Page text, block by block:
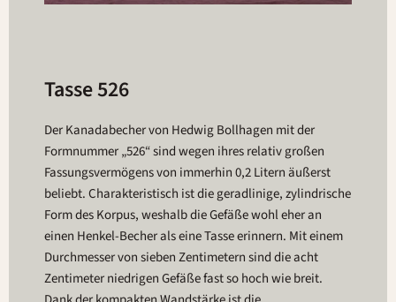
Tasse 526
Der Kanadabecher von Hedwig Bollhagen mit der
Formnummer „526“ sind wegen ihres relativ großen
Fassungsvermögens von immerhin 0,2 Litern äußerst
beliebt. Charakteristisch ist die geradlinige, zylindrische
Form des Korpus, weshalb die Gefäße wohl eher an
einen Henkel-Becher als eine Tasse erinnern. Mit einem
Durchmesser von sieben Zentimetern sind die acht
Zentimeter niedrigen Gefäße fast so hoch wie breit.